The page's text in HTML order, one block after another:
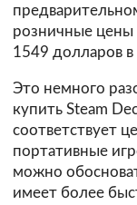
розничные цены
1549 долларов
Это немного
купить Steam
соответствует
портативные
можно
имеет более